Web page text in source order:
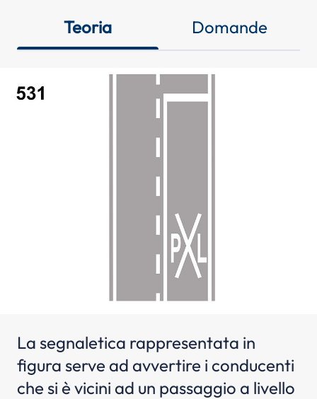
Teoria Domande
La segnaletica rappresentata in
figura serve ad avvertire i conducenti
che si è vicini ad un passaggio a livello